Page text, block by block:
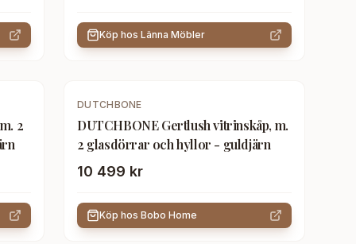
Köp hos Länna Möbler
2
DUTCHBONE
DUTCHBONE Gertlush vitrinskåp, m.
2 glasdörrar och hyllor - guldjärn
10 499 kr
Köp hos Bobo Home